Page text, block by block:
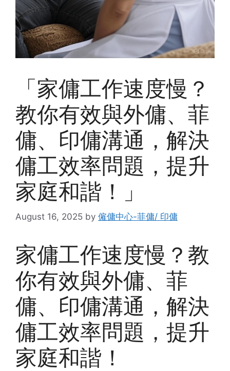
「家傭工作速度慢？
教你有效與外傭、菲
傭、印傭溝通，解決
傭工效率問題，提升
家庭和諧！」
August 16, 2025 by 僱傭中心-菲傭/ 印傭
家傭工作速度慢？教
你有效與外傭、菲
傭、印傭溝通，解決
傭工效率問題，提升
家庭和諧！